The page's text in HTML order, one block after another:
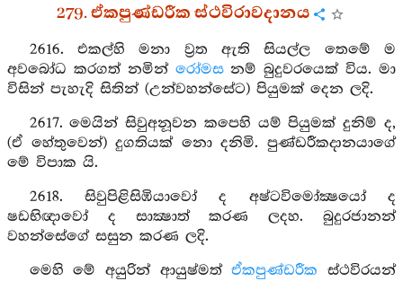
279. ඒකපුණ්ඩරීක ස්ථවිරාවදානය
2616. එකල්හි මනා ව්‍රත ඇති සියල්ල තෙමේ ම
අවබෝධ කරගත් නමින් රෝමසනම් බුදුවරයෙක් විය. මා
විසින් පැහැදි සිතින් (උන්වහන්සේට) පියුමක් දෙන ලදි.
2617. මෙයින් සිවුඅනූවන කපෙහි යම් පියුමක් දුනිම් ද,
(ඒ හේතුවෙන්) දුගතියක් නො දනිමි. පුණ්ඩරීකදානයාගේ
මේ විපාක යි.
2618. සිවුපිළිසිඹියාවෝ ද අෂ්ටවිමෝක්‍ෂයෝ ද
ෂඩභිඥාවෝ ද සාක්‍ෂාත් කරණ ලදහ. බුදුරජානන්
වහන්සේගේ සසුන කරණ ලදි.
මෙහි මේ අයුරින් ආයුෂ්මත්ඒකපුණ්ඩරීක ස්ථවිරයන්